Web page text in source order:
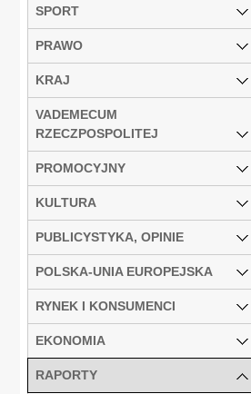
SPORT
PRAWO
KRAJ
VADEMECUM
RZECZPOSPOLITEJ
PROMOCYJNY
KULTURA
PUBLICYSTYKA, OPINIE
POLSKA-UNIA EUROPEJSKA
RYNEK I KONSUMENCI
EKONOMIA
RAPORTY